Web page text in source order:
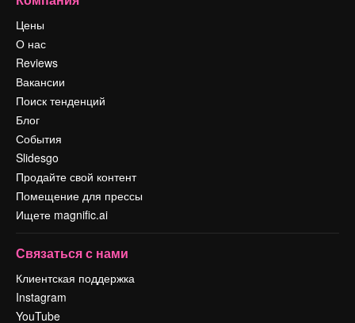
Цены
О нас
Reviews
Вакансии
Поиск тенденций
Блог
События
Slidesgo
Продайте свой контент
Помещение для прессы
Ищете magnific.ai
Связаться с нами
Клиентская поддержка
Instagram
YouTube